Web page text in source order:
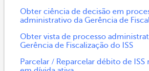
Obter ciência de decisão em
administrativo da Gerência de
Obter vista de processo
Gerência de Fiscalização do ISS
Parcelar / Reparcelar débito de